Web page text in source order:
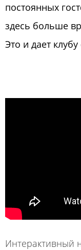
постоянных
здесь больше
Это и дает
Интерактивный